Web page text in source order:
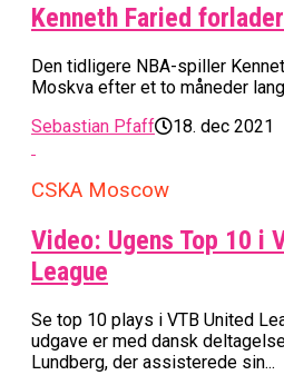
Kenneth Faried
Den tidligere NBA-spiller
Moskva efter et to måneder
Sebastian Pfaff
18. dec 2021
CSKA Moscow
Video: Ugens Top 10 i
League
Se top 10 plays i VTB United
udgave er med dansk
Lundberg, der assisterede sin...